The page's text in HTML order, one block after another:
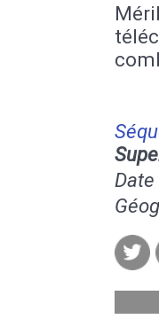
Date